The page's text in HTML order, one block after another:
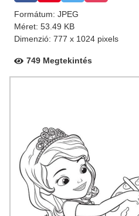
Formátum: JPEG
Méret: 53.49 KB
Dimenzió: 777 x 1024 pixels
749 Megtekintés